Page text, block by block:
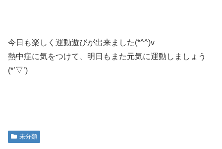
今日も楽しく運動遊びが出来ました(*^^)v
熱中症に気をつけて、明日もまた元気に運動しましょう
(*’▽’)
未分類